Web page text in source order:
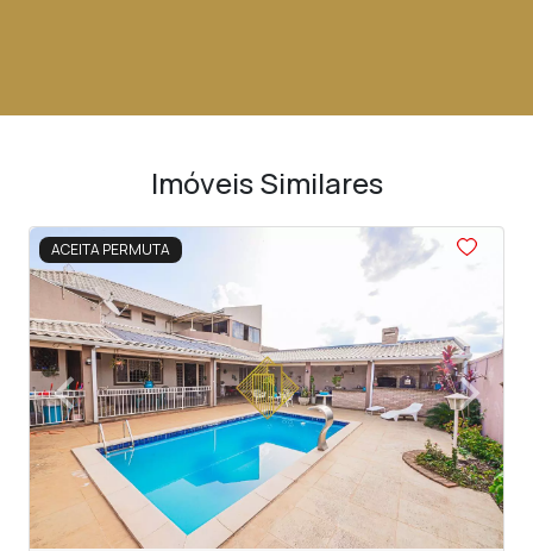
Imóveis Similares
ACEITA PERMUTA
<<<<
‹Previous ›
Next